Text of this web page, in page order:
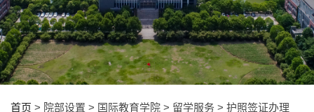
首页 > 院部设置 > 国际教育学院 > 留学服务 > 护照签证办理